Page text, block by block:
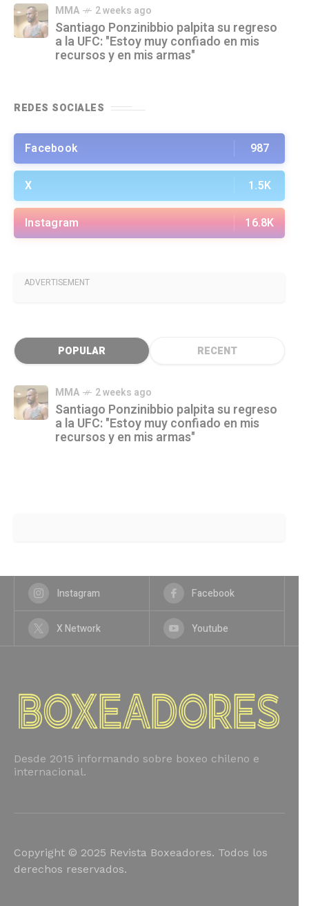
MMA 2 weeks ago
Santiago Ponzinibbio palpita su regreso
a la UFC: "Estoy muy confiado en mis
recursos y en mis armas"
REDES SOCIALES
Facebook 987
X 1.5K
Instagram 16.8K
ADVERTISEMENT
POPULAR RECENT
MMA 2 weeks ago
Santiago Ponzinibbio palpita su regreso
a la UFC: "Estoy muy confiado en mis
recursos y en mis armas"
Instagram Facebook
X Network Youtube
Desde 2015 informando sobre boxeo chileno e
internacional.
Copyright © 2025 Revista Boxeadores. Todos los
derechos reservados.